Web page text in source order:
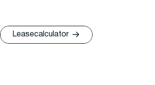
Leasecalculator